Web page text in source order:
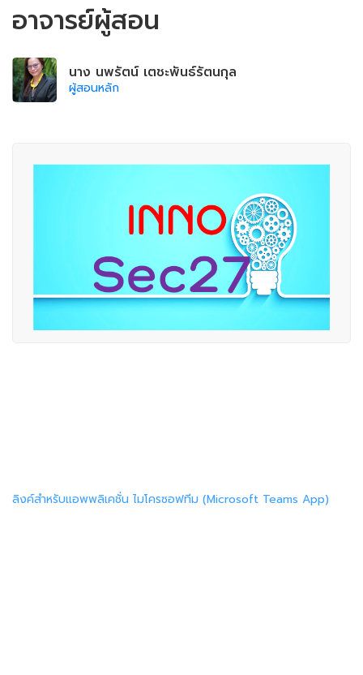
อาจารย์ผู้สอน
นาง นพรัตน์ เตชะพันธ์รัตนกุล
ผู้สอนหลัก
ลิงค์สำหรับแอพพลิเคชั่น ไมโครซอฟทีม (Microsoft Teams App)